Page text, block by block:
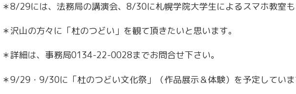
＊8/29には、法務局の講演会、8/30に札幌学院大学生によるスマホ教室
＊沢山の方々に「杜のつどい」を観て頂きたいと思います。
＊詳細は、事務局0134-22-0028までお問合せ下さい。
＊9/29・9/30に「杜のつどい文化祭」（作品展示＆体験）を予定してい